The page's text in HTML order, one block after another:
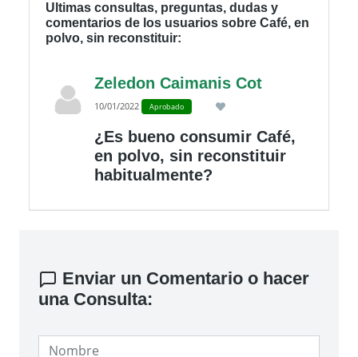
Ultimas consultas, preguntas, dudas y
comentarios de los usuarios sobre Café, en
polvo, sin reconstituir:
Zeledon Caimanis Cot
10/01/2022 Aprobado
¿Es bueno consumir Café,
en polvo, sin reconstituir
habitualmente?
Enviar un Comentario o hacer
una Consulta: